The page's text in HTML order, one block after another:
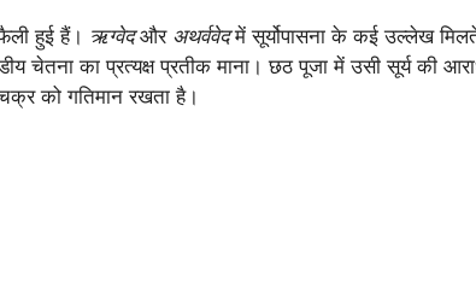
हुई हैं। ऋग्वेदऔर अथर्ववेदमें सूर्योपासना के कई उल्लेख
चेतना का प्रत्यक्ष प्रतीक माना। छठ पूजा में उसी सूर्य की
को गतिमान रखता है।